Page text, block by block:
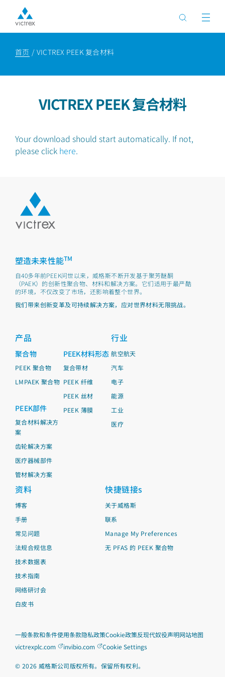
首页 VICTREX PEEK 复合材料
VICTREX PEEK 复合材料
Your download should start automatically. If not,
please click here.
塑造未来性能TM
自40多年前PEEK问世以来，威格斯不断开发基于聚芳醚酮
（PAEK）的创新性聚合物、材料和解决方案。它们适用于最严酷
的环境，不仅改变了市场，还影响着整个世界。
我们带来创新变革及可持续解决方案，应对世界材料无限挑战。
产品
聚合物
PEEK 聚合物
LMPAEK 聚合物
PEEK部件
复合材料解决方
案
齿轮解决方案
医疗器械部件
管材解决方案
PEEK材料形态
复合带材
PEEK 纤维
PEEK 丝材
PEEK 薄膜
行业
航空航天
汽车
电子
能源
工业
医疗
资料
博客
手册
常见问题
法规合规信息
技术数据表
技术指南
网络研讨会
白皮书
快捷链接s
关于威格斯
联系
Manage My Preferences
无 PFAS 的 PEEK 聚合物
一般条款和条件使用条款隐私政策Cookie政策反现代奴役声明网站地图
victrexplc.com
invibio.com Cookie Settings
© 2026 威格斯公司版权所有。保留所有权利。